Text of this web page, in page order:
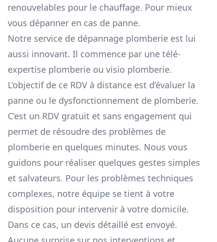
renouvelables pour le chauffage. Pour mieux
vous dépanner en cas de panne.
Notre service de dépannage plomberie est lui
aussi innovant. Il commence par une télé-
expertise plomberie ou visio plomberie.
L’objectif de ce RDV à distance est d’évaluer la
panne ou le dysfonctionnement de plomberie.
C’est un RDV gratuit et sans engagement qui
permet de résoudre des problèmes de
plomberie en quelques minutes. Nous vous
guidons pour réaliser quelques gestes simples
et salvateurs. Pour les problèmes techniques
complexes, notre équipe se tient à votre
disposition pour intervenir à votre domicile.
Dans ce cas, un devis détaillé est envoyé.